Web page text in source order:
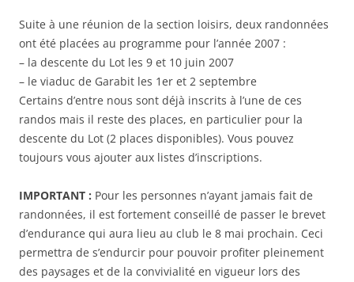
Suite à une réunion de la section loisirs, deux randonnées
ont été placées au programme pour l’année 2007 :
– la descente du Lot les 9 et 10 juin 2007
– le viaduc de Garabit les 1er et 2 septembre
Certains d’entre nous sont déjà inscrits à l’une de ces
randos mais il reste des places, en particulier pour la
descente du Lot (2 places disponibles). Vous pouvez
toujours vous ajouter aux listes d’inscriptions.
IMPORTANT : Pour les personnes n’ayant jamais fait de
randonnées, il est fortement conseillé de passer le brevet
d’endurance qui aura lieu au club le 8 mai prochain. Ceci
permettra de s’endurcir pour pouvoir profiter pleinement
des paysages et de la convivialité en vigueur lors des